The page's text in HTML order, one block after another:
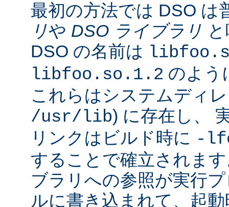
最初の方法では DSO は
リや DSO ライブラリ
DSO の名前は
libfoo.so.1.2 のよう
これらはシステムディ
/usr/lib) に存在し、
リンクはビルド時に -
することで確立されま
ブラリへの参照が実行
ルに書き込まれて、起